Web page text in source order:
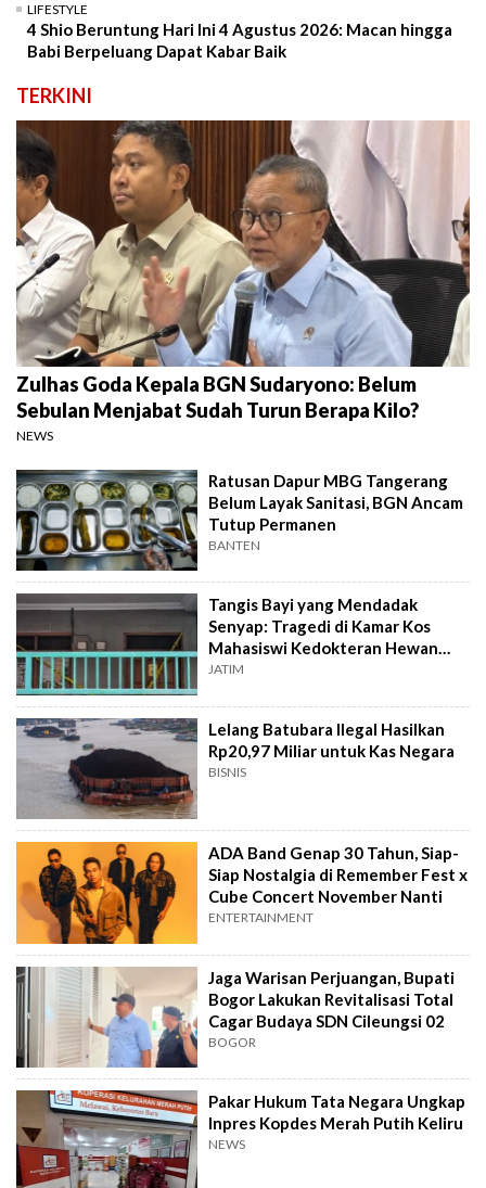
LIFESTYLE
4 Shio Beruntung Hari Ini 4 Agustus 2026: Macan hingga
Babi Berpeluang Dapat Kabar Baik
TERKINI
Zulhas Goda Kepala BGN Sudaryono: Belum
Sebulan Menjabat Sudah Turun Berapa Kilo?
NEWS
Ratusan Dapur MBG Tangerang
Belum Layak Sanitasi, BGN Ancam
Tutup Permanen
BANTEN
Tangis Bayi yang Mendadak
Senyap: Tragedi di Kamar Kos
Mahasiswi Kedokteran Hewan
Surabaya
JATIM
Lelang Batubara Ilegal Hasilkan
Rp20,97 Miliar untuk Kas Negara
BISNIS
ADA Band Genap 30 Tahun, Siap-
Siap Nostalgia di Remember Fest x
Cube Concert November Nanti
ENTERTAINMENT
Jaga Warisan Perjuangan, Bupati
Bogor Lakukan Revitalisasi Total
Cagar Budaya SDN Cileungsi 02
BOGOR
Pakar Hukum Tata Negara Ungkap
Inpres Kopdes Merah Putih Keliru
NEWS